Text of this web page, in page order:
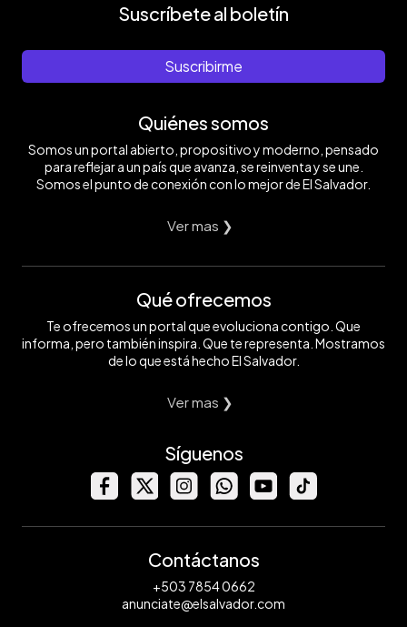
Suscríbete al boletín
Suscribirme
Quiénes somos
Somos un portal abierto, propositivo y moderno, pensado
para reflejar a un país que avanza, se reinventa y se une.
Somos el punto de conexión con lo mejor de El Salvador.
Ver mas ❯
Qué ofrecemos
Te ofrecemos un portal que evoluciona contigo. Que
informa, pero también inspira. Que te representa. Mostramos
de lo que está hecho El Salvador.
Ver mas ❯
Síguenos
Contáctanos
+503 7854 0662
anunciate@elsalvador.com